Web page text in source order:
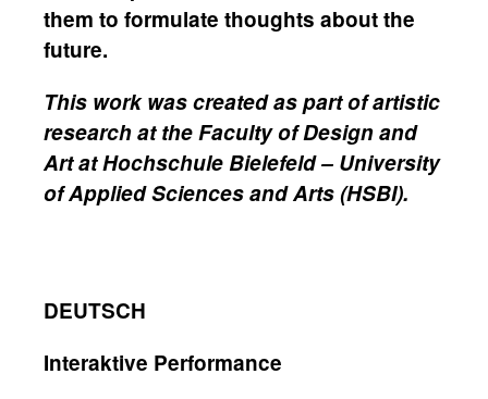
them to formulate thoughts about the
future.
This work was created as part of artistic
research at the Faculty of Design and
Art at Hochschule Bielefeld – University
of Applied Sciences and Arts (HSBI).
DEUTSCH
Interaktive Performance